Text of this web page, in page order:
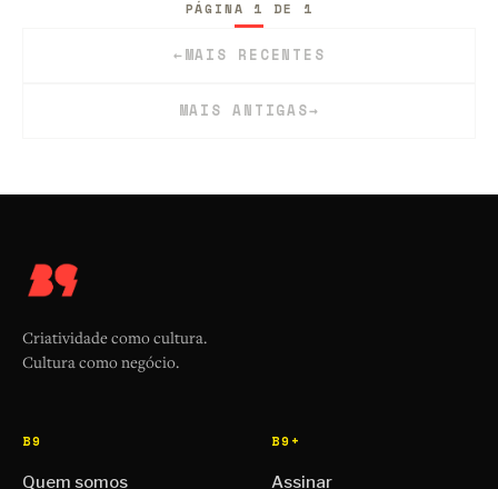
←MAIS RECENTES
PÁGINA 1 DE 1
MAIS ANTIGAS→
Criatividade como cultura.
Cultura como negócio.
B9
Quem somos
B9+
Assinar